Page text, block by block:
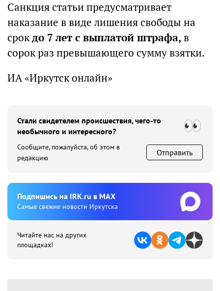
Санкция статьи предусматривает
наказание в виде лишения свободы на
срокдо 7 лет с выплатой штрафа, в
сорок раз превышающего сумму взятки.
ИА «Иркутск онлайн»
Стали свидетелем происшествия, чего-то
необычного и интересного?
Сообщите, пожалуйста, об этом в
редакцию
Отправить
Подпишиcь на IRK.ru в MAX
Cамые свежие новости Иркутска
Читайте нас на других
площадках!